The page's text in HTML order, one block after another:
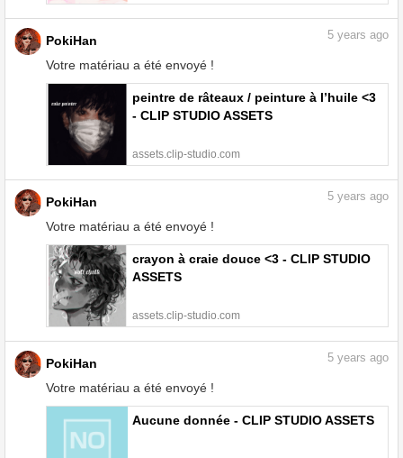
PokiHan
Votre matériau a été envoyé !
5 years ago
peintre de râteaux / peinture à l’huile <3
- CLIP STUDIO ASSETS
assets.clip-studio.com
PokiHan
Votre matériau a été envoyé !
5 years ago
crayon à craie douce <3 - CLIP STUDIO
ASSETS
assets.clip-studio.com
PokiHan
Votre matériau a été envoyé !
5 years ago
Aucune donnée - CLIP STUDIO ASSETS